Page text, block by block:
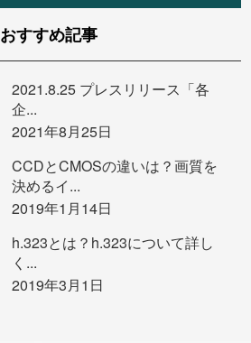
おすすめ記事
2021.8.25 プレスリリース「各
企...
2021年8月25日
CCDとCMOSの違いは？画質を
決めるイ...
2019年1月14日
h.323とは？h.323について詳し
く...
2019年3月1日